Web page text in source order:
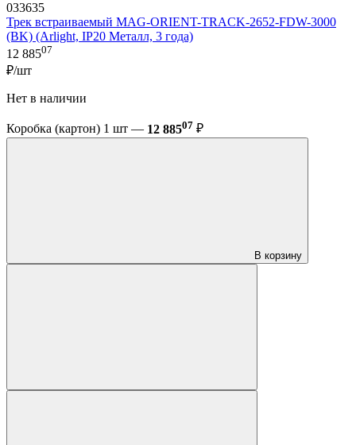
033635
Трек встраиваемый MAG-ORIENT-TRACK-2652-FDW-3000
(BK) (Arlight, IP20 Металл, 3 года)
12 88507
₽/шт
Нет в наличии
Коробка (картон) 1 шт — 12 88507 ₽
В корзину